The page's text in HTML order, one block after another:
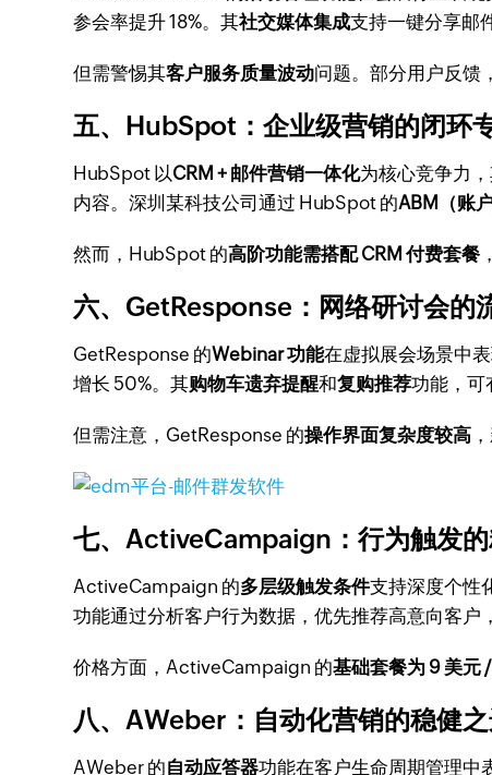
参会率提升 18%。其社交媒体集成支持一键分享邮
但需警惕其客户服务质量波动问题。部分用户反馈
五、HubSpot：企业级营销的闭环
HubSpot 以CRM + 邮件营销一体化为核心竞争力
内容。深圳某科技公司通过 HubSpot 的ABM（账
然而，HubSpot 的高阶功能需搭配 CRM 付费套餐
六、GetResponse：网络研讨会的
GetResponse 的Webinar 功能在虚拟展会场景中
增长 50%。其购物车遗弃提醒和复购推荐功能，可
但需注意，GetResponse 的操作界面复杂度较高
七、ActiveCampaign：行为触发
ActiveCampaign 的多层级触发条件支持深度个性
功能通过分析客户行为数据，优先推荐高意向客户
价格方面，ActiveCampaign 的基础套餐为 9 美元 /
八、AWeber：自动化营销的稳健
AWeber 的自动应答器功能在客户生命周期管理中